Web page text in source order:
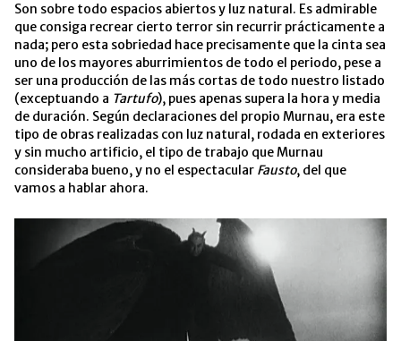
Son sobre todo espacios abiertos y luz natural. Es admirable
que consiga recrear cierto terror sin recurrir prácticamente a
nada; pero esta sobriedad hace precisamente que la cinta sea
uno de los mayores aburrimientos de todo el periodo, pese a
ser una producción de las más cortas de todo nuestro listado
(exceptuando a Tartufo), pues apenas supera la hora y media
de duración. Según declaraciones del propio Murnau, era este
tipo de obras realizadas con luz natural, rodada en exteriores
y sin mucho artificio, el tipo de trabajo que Murnau
consideraba bueno, y no el espectacular Fausto, del que
vamos a hablar ahora.